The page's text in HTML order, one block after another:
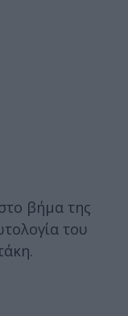
βήμα της
του